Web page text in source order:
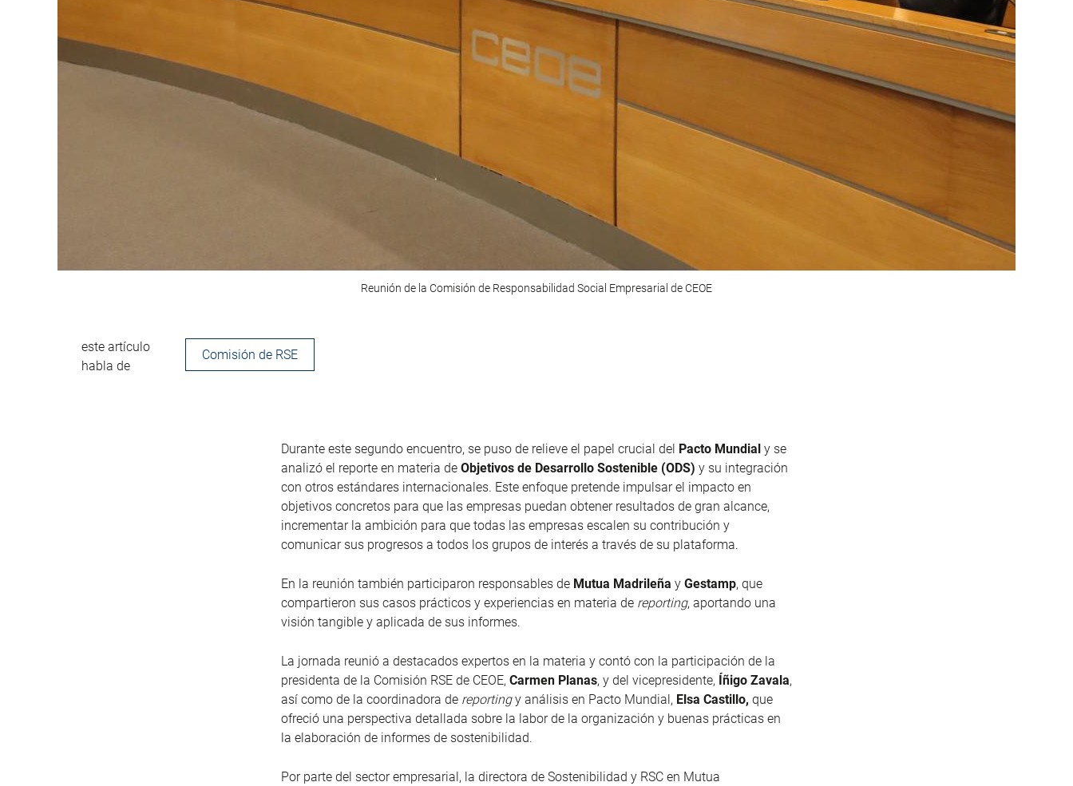
Reunión de la Comisión de Responsabilidad Social Empresarial de CEOE
este artículo
habla de
Comisión de RSE
Durante este segundo encuentro, se puso de relieve el papel crucial del Pacto Mundial y se
analizó el reporte en materia de Objetivos de Desarrollo Sostenible (ODS) y su integración
con otros estándares internacionales. Este enfoque pretende impulsar el impacto en
objetivos concretos para que las empresas puedan obtener resultados de gran alcance,
incrementar la ambición para que todas las empresas escalen su contribución y
comunicar sus progresos a todos los grupos de interés a través de su plataforma.
En la reunión también participaron responsables de Mutua Madrileña y Gestamp, que
compartieron sus casos prácticos y experiencias en materia de reporting, aportando una
visión tangible y aplicada de sus informes.
La jornada reunió a destacados expertos en la materia y contó con la participación de la
presidenta de la Comisión RSE de CEOE, Carmen Planas, y del vicepresidente, Íñigo Zavala,
así como de la coordinadora de reportingy análisis en Pacto Mundial, Elsa Castillo, que
ofreció una perspectiva detallada sobre la labor de la organización y buenas prácticas en
la elaboración de informes de sostenibilidad.
Por parte del sector empresarial, la directora de Sostenibilidad y RSC en Mutua